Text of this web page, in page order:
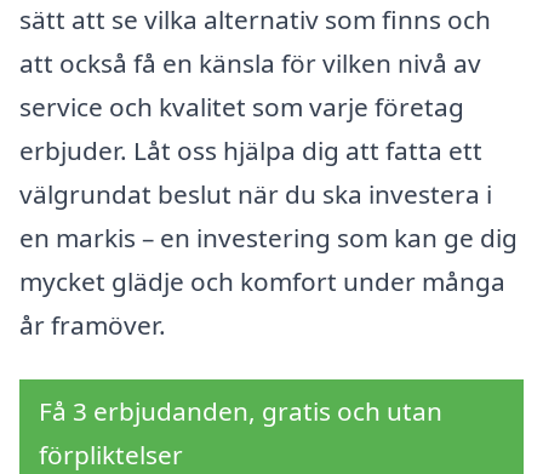
sätt att se vilka alternativ som finns och
att också få en känsla för vilken nivå av
service och kvalitet som varje företag
erbjuder. Låt oss hjälpa dig att fatta ett
välgrundat beslut när du ska investera i
en markis – en investering som kan ge dig
mycket glädje och komfort under många
år framöver.
Få 3 erbjudanden, gratis och utan
förpliktelser